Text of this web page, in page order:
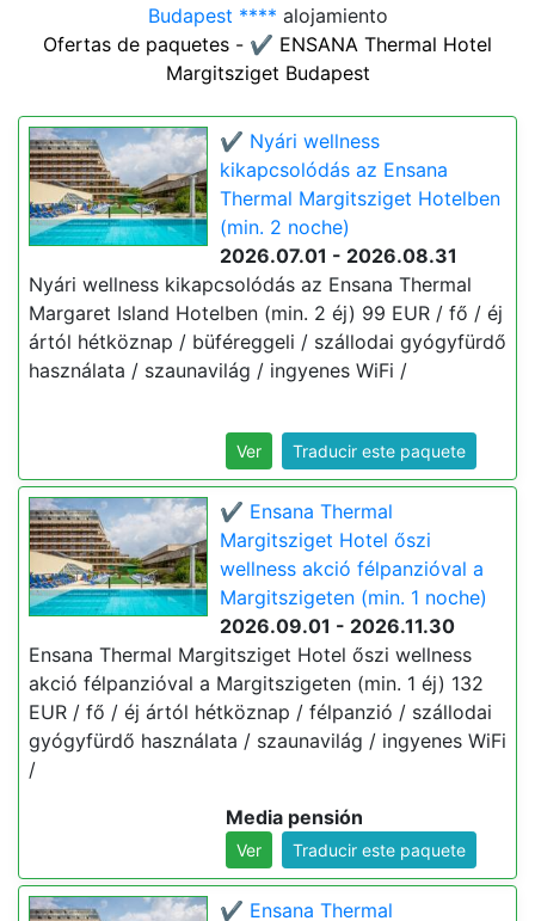
Budapest **** alojamiento
Ofertas de paquetes - ✔️ ENSANA Thermal Hotel
Margitsziget Budapest
✔️ Nyári wellness
kikapcsolódás az Ensana
Thermal Margitsziget Hotelben
(min. 2 noche)
2026.07.01 - 2026.08.31
Nyári wellness kikapcsolódás az Ensana Thermal
Margaret Island Hotelben (min. 2 éj) 99 EUR / fő / éj
ártól hétköznap / büféreggeli / szállodai gyógyfürdő
használata / szaunavilág / ingyenes WiFi /
Ver Traducir este paquete
✔️ Ensana Thermal
Margitsziget Hotel őszi
wellness akció félpanzióval a
Margitszigeten (min. 1 noche)
2026.09.01 - 2026.11.30
Ensana Thermal Margitsziget Hotel őszi wellness
akció félpanzióval a Margitszigeten (min. 1 éj) 132
EUR / fő / éj ártól hétköznap / félpanzió / szállodai
gyógyfürdő használata / szaunavilág / ingyenes WiFi
/
Media pensión
Ver Traducir este paquete
✔️ Ensana Thermal